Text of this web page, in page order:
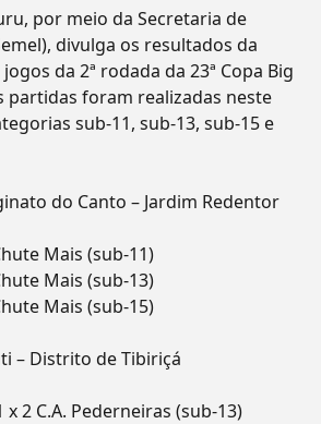
por meio da Secretaria de
divulga os resultados da
da 2ª rodada da 23ª Copa Big
partidas foram realizadas neste
sub-11, sub-13, sub-15 e
do Canto – Jardim Redentor
Mais (sub-11)
Mais (sub-13)
Mais (sub-15)
– Distrito de Tibiriçá
x 2 C.A. Pederneiras (sub-13)